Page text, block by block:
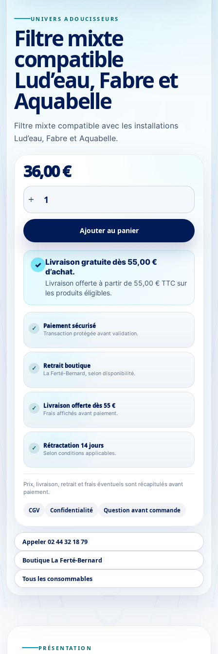
UNIVERS ADOUCISSEURS
Filtre mixte
compatible
Lud’eau, Fabre et
Aquabelle
Filtre mixte compatible avec les installations
Lud’eau, Fabre et Aquabelle.
36,00€
quantité de Filtre mixte compatible Lud’eau, Fabre et
Ajouter au panier
✓ Livraison gratuite dès 55,00 €
d’achat.
Livraison offerte à partir de 55,00 € TTC sur
les produits éligibles.
✓ Paiement sécurisé
Transaction protégée avant validation.
✓ Retrait boutique
La Ferté-Bernard, selon disponibilité.
✓ Livraison offerte dès 55 €
Frais affichés avant paiement.
✓ Rétractation 14 jours
Selon conditions applicables.
Prix, livraison, retrait et frais éventuels sont récapitulés avant
paiement.
CGV Confidentialité Question avant commande
Appeler 02 44 32 18 79
Boutique La Ferté-Bernard
Tous les consommables
PRÉSENTATION